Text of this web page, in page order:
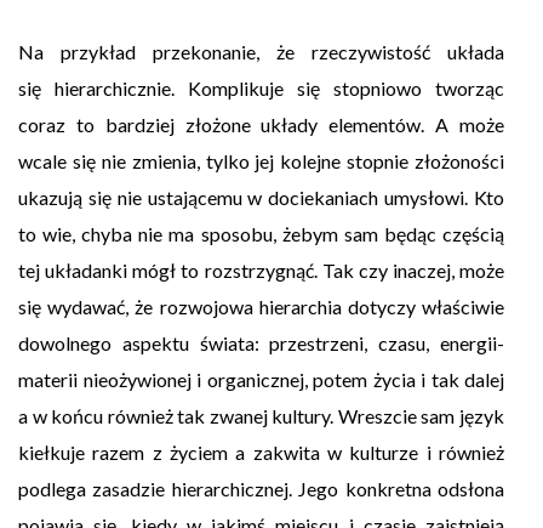
Na przykład przekonanie, że rzeczywistość układa
się hierarchicznie. Komplikuje się stopniowo tworząc
coraz to bardziej złożone układy elementów. A może
wcale się nie zmienia, tylko jej kolejne stopnie złożoności
ukazują się nie ustającemu w dociekaniach umysłowi. Kto
to wie, chyba nie ma sposobu, żebym sam będąc częścią
tej układanki mógł to rozstrzygnąć. Tak czy inaczej, może
się wydawać, że rozwojowa hierarchia dotyczy właściwie
dowolnego aspektu świata: przestrzeni, czasu, energii-
materii nieożywionej i organicznej, potem życia i tak dalej
a w końcu również tak zwanej kultury. Wreszcie sam język
kiełkuje razem z życiem a zakwita w kulturze i również
podlega zasadzie hierarchicznej. Jego konkretna odsłona